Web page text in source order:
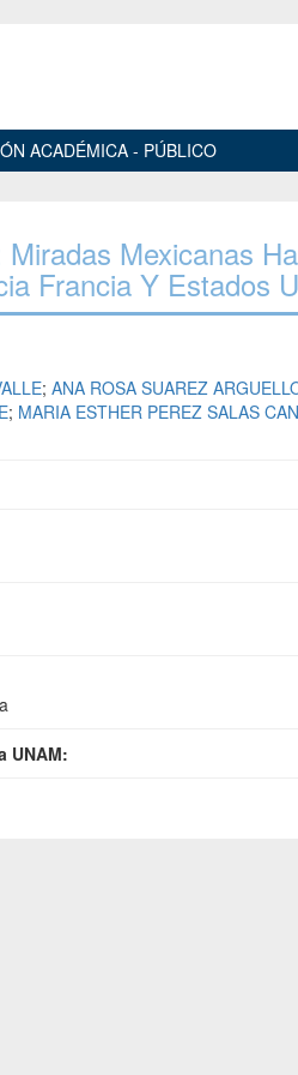
ACADÉMICA - PÚBLICO
Mexicanas
Francia Y Estados
; ANA ROSA SUAREZ
; MARIA ESTHER PEREZ SALAS
UNAM: